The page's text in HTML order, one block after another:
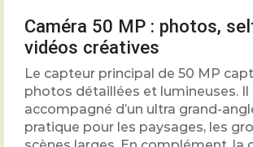
Caméra 50 MP : photos,
vidéos créatives
Le capteur principal de 50 MP
photos détaillées et lumineuses. Il
accompagné d’un ultra grand-
pratique pour les paysages, les